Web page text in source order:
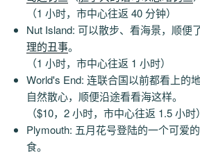
（1 小时，市中心往返 40 分钟）
Nut Island: 可以散步、看海景，顺便
理的丑事。
（1 小时，市中心往返 1 小时）
World's End: 连联合国以前都看上的
自然散心，顺便沿途看看海这样。
（$10，2 小时，市中心往返 1.5 小时）
Plymouth: 五月花号登陆的一个可爱
食。